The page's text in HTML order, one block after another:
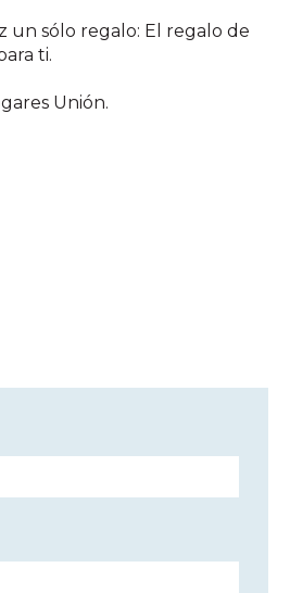
un sólo regalo: El regalo de
ti.
Unión.